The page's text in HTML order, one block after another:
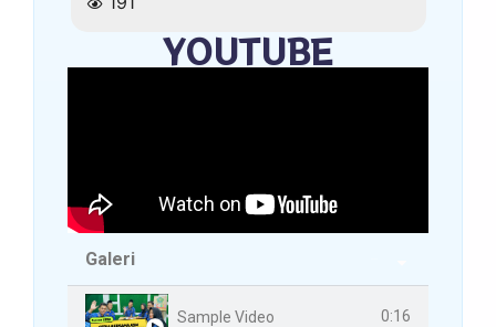
YOUTUBE
Galeri
Sample Video 0:16